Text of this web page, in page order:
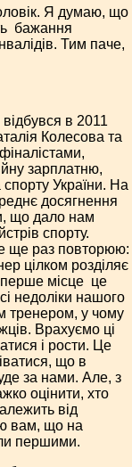
Я думаю, що
бажання
Тим паче,
в 2011
Колесова та
зар­платню,
спорту України. На
досягнення
що дало нам
спорту.
ще раз повторюю:
цілком розділяє
місце ­ це
недоліки нашого
тренером, у чому
Врахуємо ці
і рости. Це
що в
за нами. Але, з
оцінити, хто
від
вам, що на
першими.